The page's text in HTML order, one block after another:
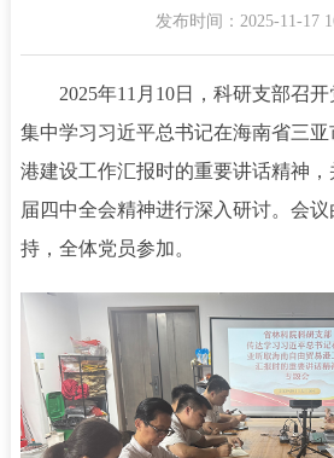
发布时间：2025-11-17
2025年11月10日，科研支部召
集中学习习近平总书记在海南省三
港建设工作汇报时的重要讲话精神
届四中全会精神进行深入研讨。会
持，全体党员参加。